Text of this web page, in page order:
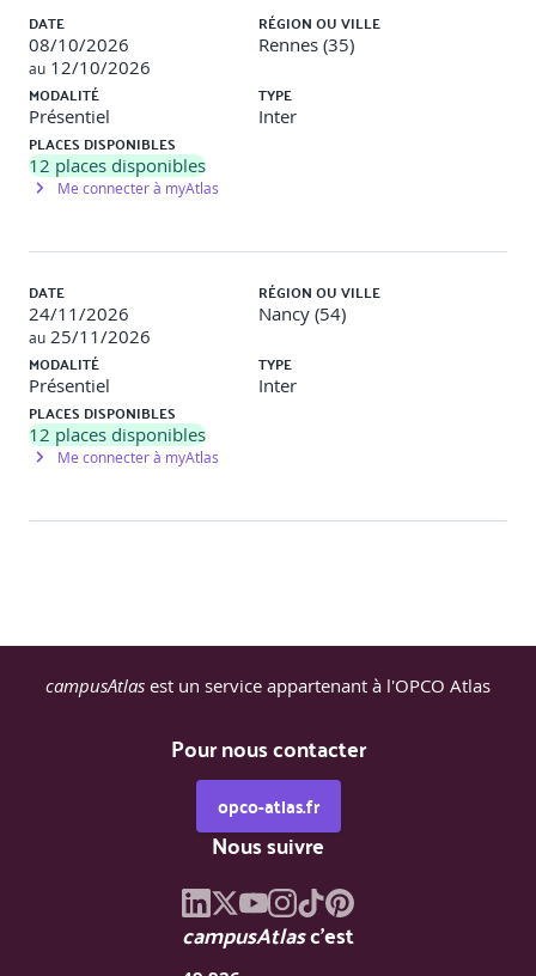
DATE
08/10/2026
au 12/10/2026
RÉGION OU VILLE
Rennes (35)
MODALITÉ
Présentiel
TYPE
Inter
PLACES DISPONIBLES
12 places disponibles
Me connecter à myAtlas
DATE
24/11/2026
au 25/11/2026
RÉGION OU VILLE
Nancy (54)
MODALITÉ
Présentiel
TYPE
Inter
PLACES DISPONIBLES
12 places disponibles
Me connecter à myAtlas
campusAtlas est un service appartenant à l'OPCO Atlas
Pour nous contacter
opco-atlas.fr
Nous suivre
campusAtlasc'est